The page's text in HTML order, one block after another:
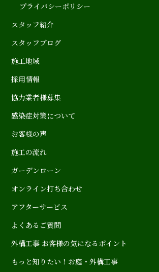
プライバシーポリシー
スタッフ紹介
スタッフブログ
施工地域
採用情報
協力業者様募集
感染症対策について
お客様の声
施工の流れ
ガーデンローン
オンライン打ち合わせ
アフターサービス
よくあるご質問
外構工事 お客様の気になるポイント
もっと知りたい！お庭・外構工事